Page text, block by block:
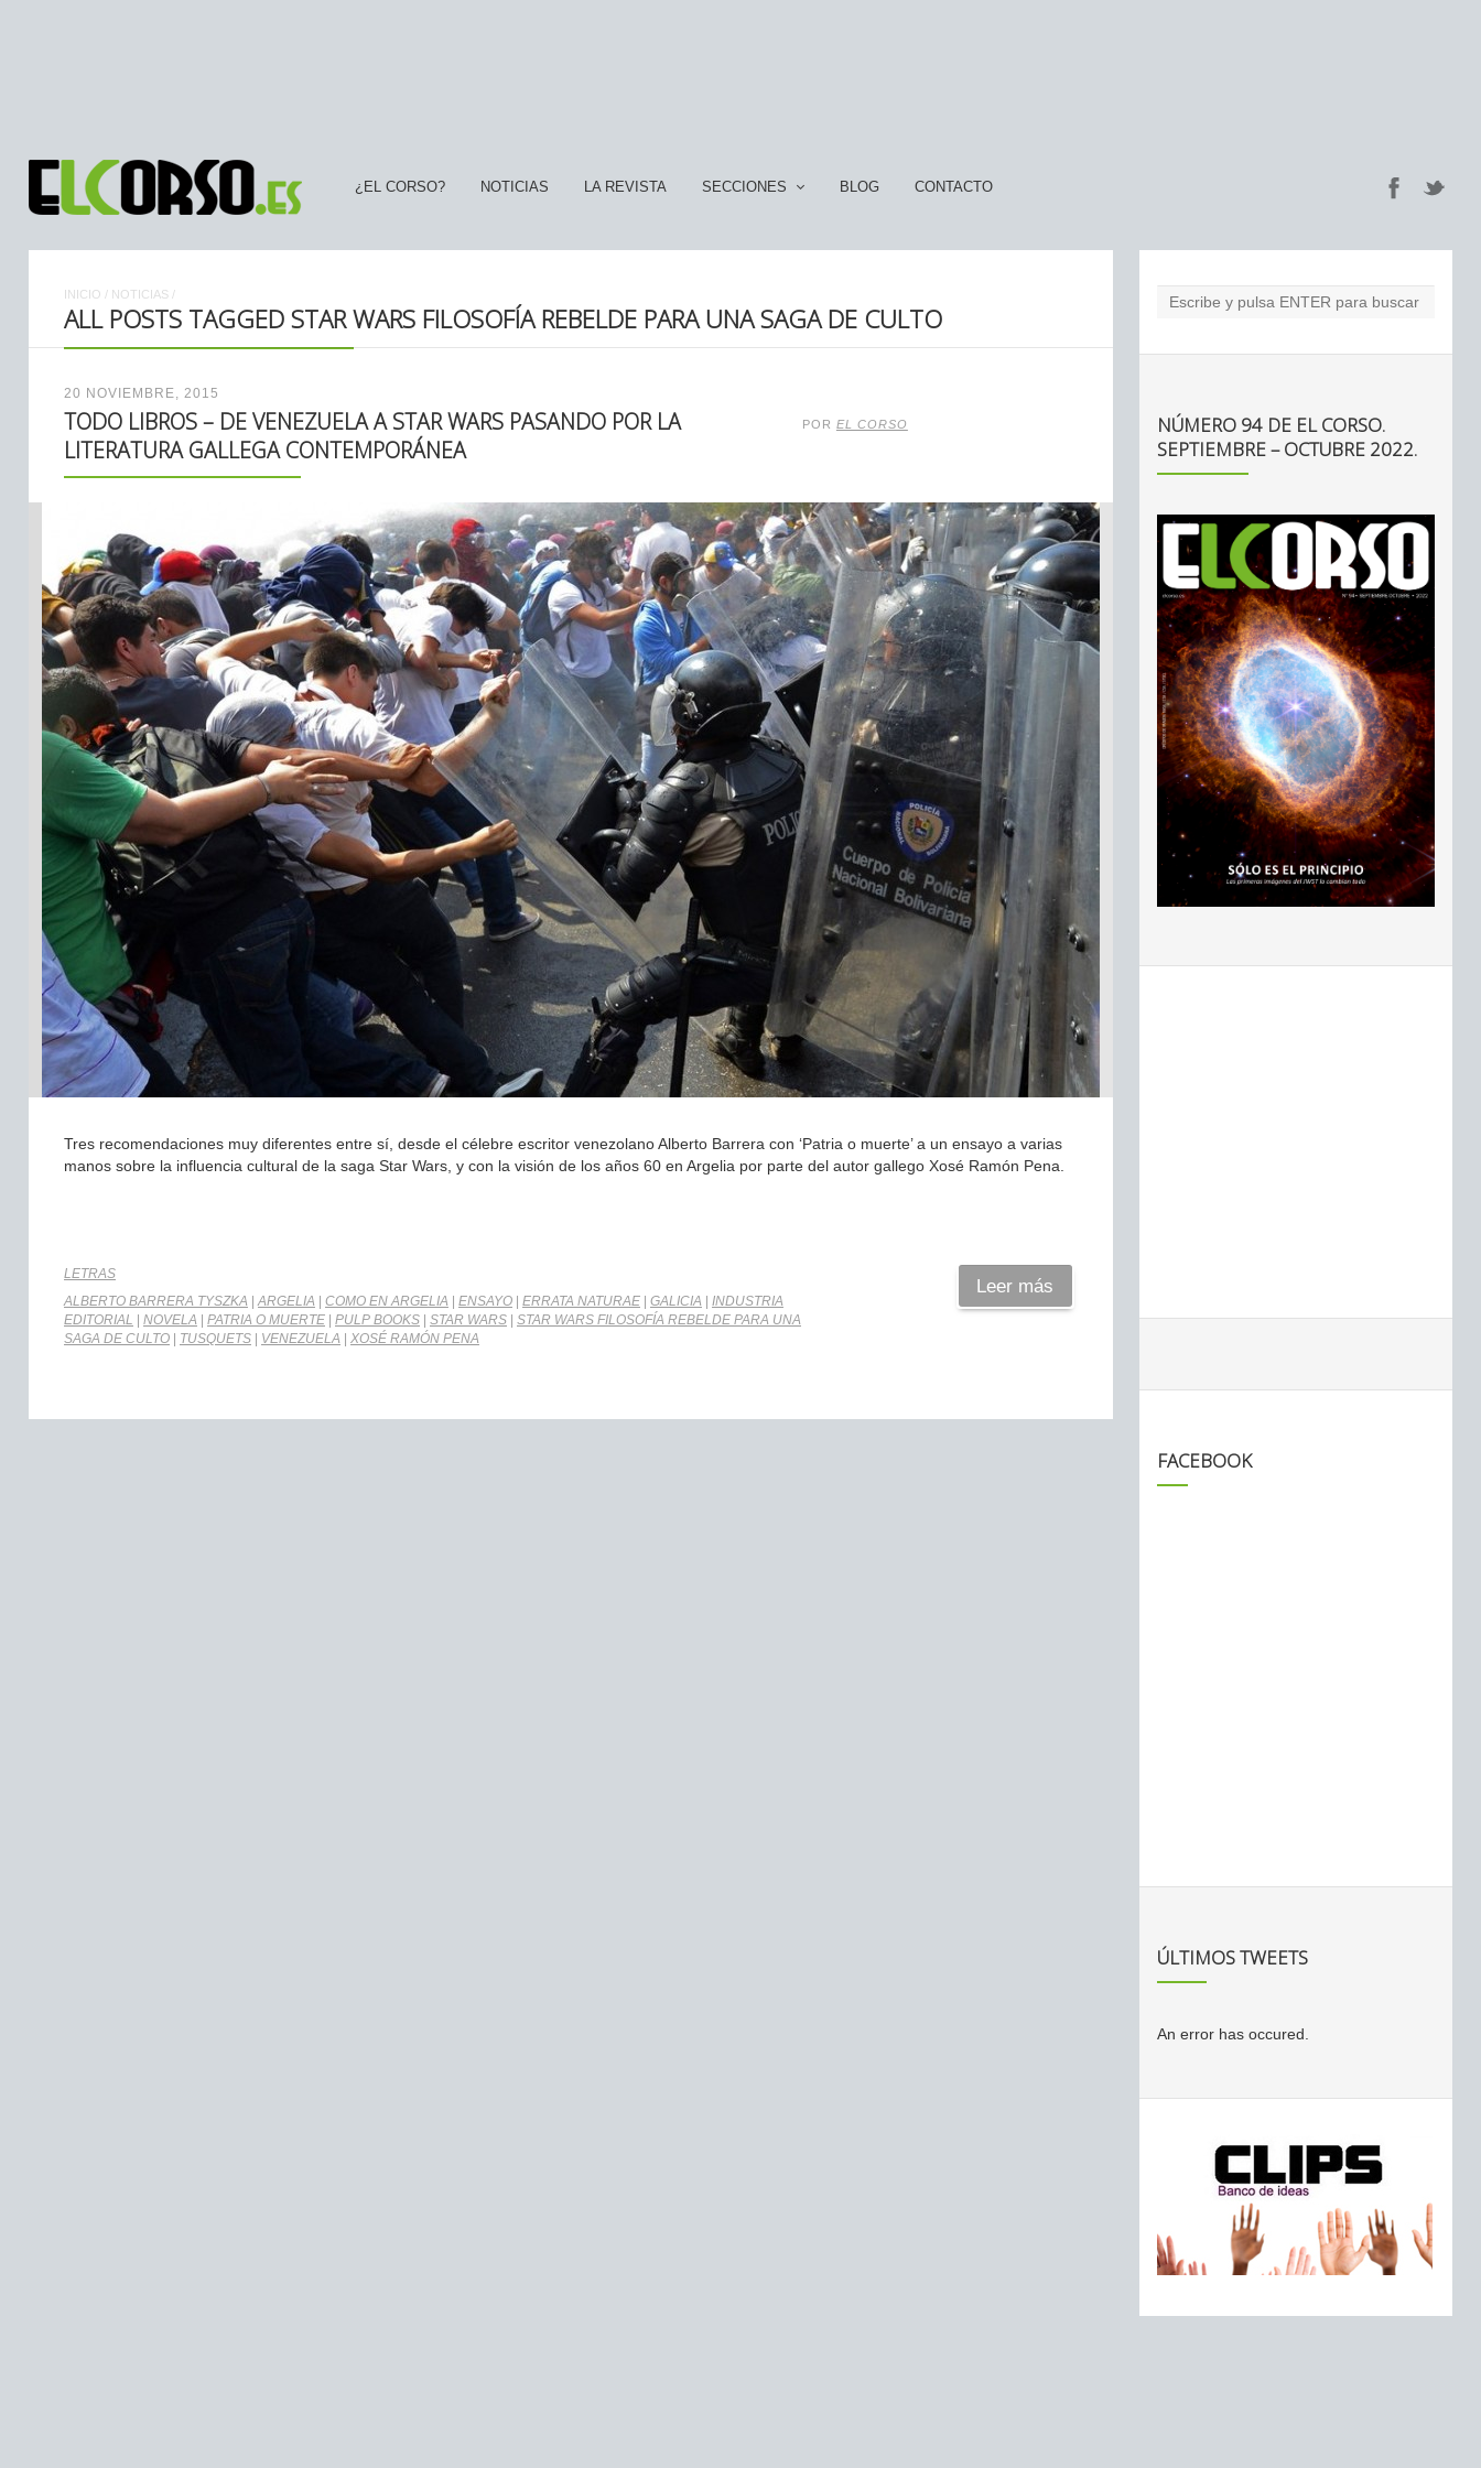
¿EL CORSO? NOTICIAS LA REVISTA SECCIONES BLOG CONTACTO
INICIO / NOTICIAS /
ALL POSTS TAGGED STAR WARS FILOSOFÍA REBELDE PARA UNA SAGA DE CULTO
20 NOVIEMBRE, 2015
TODO LIBROS – DE VENEZUELA A STAR WARS PASANDO POR LA
LITERATURA GALLEGA CONTEMPORÁNEA
POR EL CORSO
Tres recomendaciones muy diferentes entre sí, desde el célebre escritor venezolano Alberto Barrera con ‘Patria o muerte’ a un ensayo a varias
manos sobre la influencia cultural de la saga Star Wars, y con la visión de los años 60 en Argelia por parte del autor gallego Xosé Ramón Pena.
LETRAS
ALBERTO BARRERA TYSZKA |ARGELIA COMO EN ARGELIA ENSAYO ERRATA NATURAE GALICIA
INDUSTRIA
EDITORIAL
NOVELA PATRIA O MUERTE PULP BOOKS STAR WARS
STAR WARS FILOSOFÍA REBELDE PARA UNA
SAGA DE CULTO
TUSQUETS VENEZUELA XOSÉ RAMÓN PENA
Leer más
NÚMERO 94 DE EL CORSO.
SEPTIEMBRE – OCTUBRE 2022.
FACEBOOK
ÚLTIMOS TWEETS
An error has occured.